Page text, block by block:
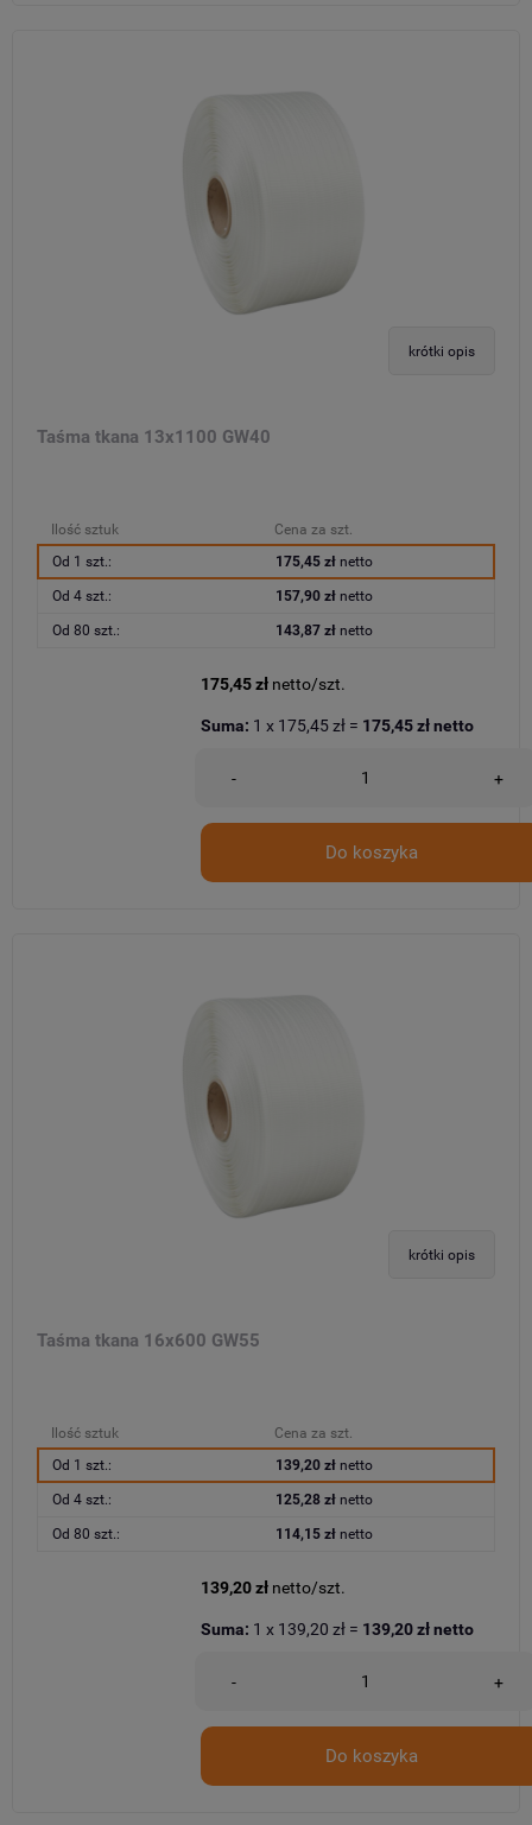
krótki opis
Taśma tkana 13x1100 GW40
Ilość sztuk
Cena za szt.
Od 1 szt.:
175,45 złnetto
Od 4 szt.: 157,90 złnetto
Od 80 szt.: 143,87 złnetto
175,45 zł netto/szt.
- +
Do koszyka
Suma: 1 x 175,45 zł = 175,45 złnetto
krótki opis
Taśma tkana 16x600 GW55
Ilość sztuk
Cena za szt.
Od 1 szt.:
139,20 złnetto
Od 4 szt.: 125,28 złnetto
Od 80 szt.: 114,15 złnetto
139,20 zł netto/szt.
- +
Do koszyka
Suma: 1 x 139,20 zł = 139,20 złnetto